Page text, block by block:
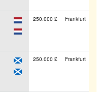
250.000 £ Frankfurt
250.000 £ Frankfurt